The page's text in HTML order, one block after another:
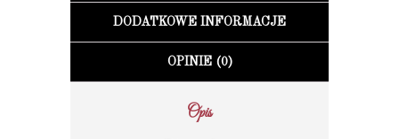
DODATKOWE INFORMACJE
OPINIE (0)
Opis